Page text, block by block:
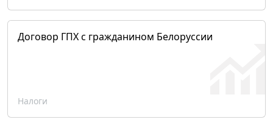
Договор ГПХ с гражданином Белоруссии
Налоги